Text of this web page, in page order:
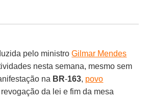
pelo ministroGilmar Mendes
nesta semana, mesmo sem
na BR-163, povo
da lei e fim da mesa